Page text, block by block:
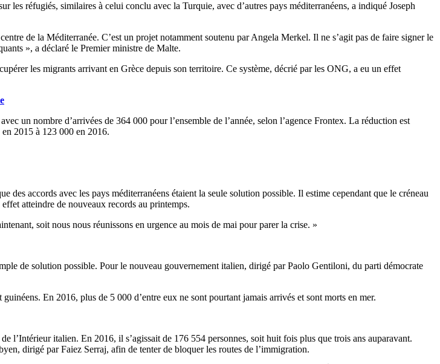
les réfugiés, similaires à celui conclu avec la Turquie, avec d’autres pays méditerranéens, a indiqué Joseph
de la Méditerranée. C’est un projet notamment soutenu par Angela Merkel. Il ne s’agit pas de faire signer le
», a déclaré le Premier ministre de Malte.
les migrants arrivant en Grèce depuis son territoire. Ce système, décrié par les ONG, a eu un effet
un nombre d’arrivées de 364 000 pour l’ensemble de l’année, selon l’agence Frontex. La réduction est
2015 à 123 000 en 2016.
accords avec les pays méditerranéens étaient la seule solution possible. Il estime cependant que le créneau
atteindre de nouveaux records au printemps.
soit nous nous réunissons en urgence au mois de mai pour parer la crise. »
de solution possible. Pour le nouveau gouvernement italien, dirigé par Paolo Gentiloni, du parti démocrate
En 2016, plus de 5 000 d’entre eux ne sont pourtant jamais arrivés et sont morts en mer.
l’Intérieur italien. En 2016, il s’agissait de 176 554 personnes, soit huit fois plus que trois ans auparavant.
dirigé par Faiez Serraj, afin de tenter de bloquer les routes de l’immigration.